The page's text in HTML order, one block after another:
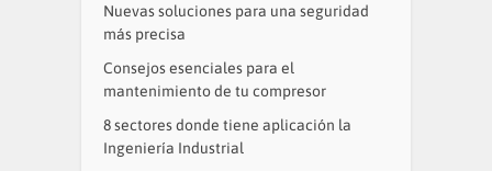
Nuevas soluciones para una seguridad
más precisa
Consejos esenciales para el
mantenimiento de tu compresor
8 sectores donde tiene aplicación la
Ingeniería Industrial